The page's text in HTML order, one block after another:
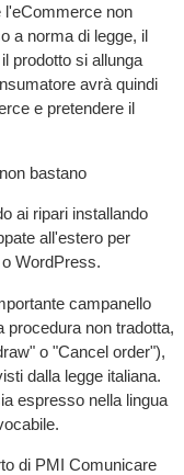
l'eCommerce non
a norma di legge, il
prodotto si allunga
avrà quindi
e pretendere il
bastano
ai ripari installando
all'estero per
WordPress.
campanello
procedura non tradotta,
o "Cancel order"),
dalla legge italiana.
espresso nella lingua
di PMI Comunicare